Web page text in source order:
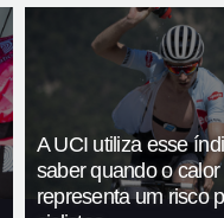
A UCI utiliza esse
saber quando o calor
representa um risco